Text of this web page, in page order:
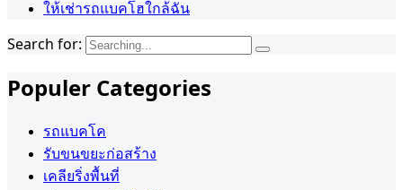
ให้เช่ารถแบคโฮใกล้ฉัน
Search for:
Populer Categories
รถแบคโค
รับขนขยะก่อสร้าง
เคลียริ่งพื้นที่